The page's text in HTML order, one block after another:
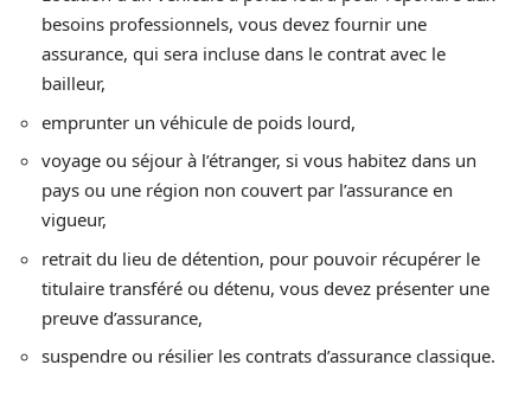
besoins professionnels, vous devez fournir une
assurance, qui sera incluse dans le contrat avec le
bailleur,
emprunter un véhicule de poids lourd,
voyage ou séjour à l’étranger, si vous habitez dans un
pays ou une région non couvert par l’assurance en
vigueur,
retrait du lieu de détention, pour pouvoir récupérer le
titulaire transféré ou détenu, vous devez présenter une
preuve d’assurance,
suspendre ou résilier les contrats d’assurance classique.